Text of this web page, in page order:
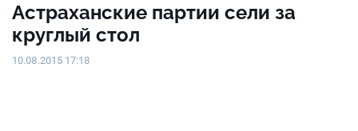
Астраханские партии сели за
круглый стол
10.08.2015 17:18